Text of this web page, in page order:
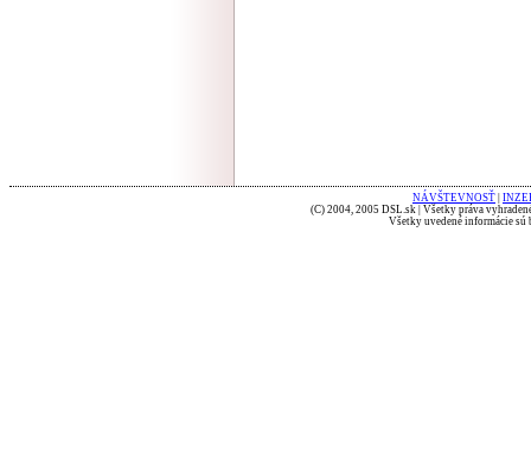
NÁVŠTEVNOSŤ
(C) 2004, 2005 DSL.sk | Všetky práva
Všetky uvedené informácie sú